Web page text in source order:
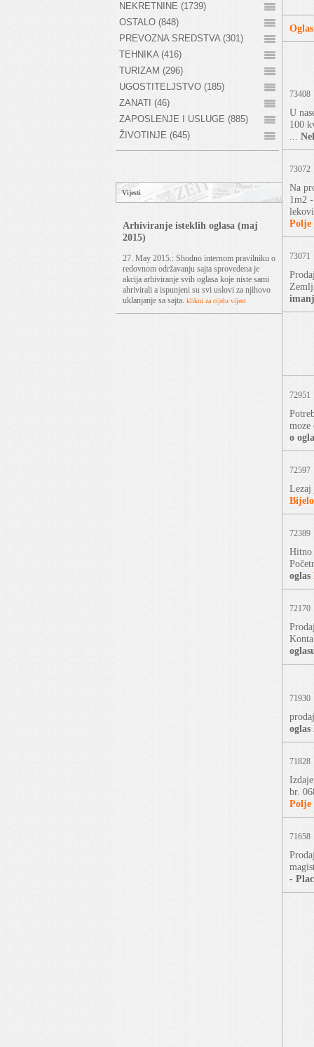
NEKRETNINE (1739)
OSTALO (848)
PREVOZNA SREDSTVA (301)
TEHNIKA (416)
TURIZAM (296)
UGOSTITELJSTVO (185)
ZANATI (46)
ZAPOSLENJE I USLUGE (885)
ŽIVOTINJE (645)
Vijesti
Arhiviranje isteklih oglasa (maj
2015)
27. May 2015.: Shodno internom pravilniku o
redovnom održavanju sajta sprovedena je
akcija arhiviranje svih oglasa koje niste sami
ahrivirali a ispunjeni su svi uslovi za njihovo
uklanjanje sa sajta. klikni za cijelu vijest
73408
U
100
73072
Na
1m2
Polje
73071
72951
moze
o
72597
Lezaj
72389
Hitno
oglas
72170
71930
oglas
71828
br.
Polje
71658
-